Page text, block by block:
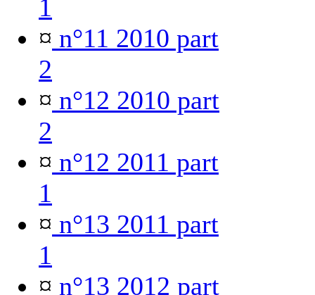
1
¤ n°11 2010 part
2
¤ n°12 2010 part
2
¤ n°12 2011 part
1
¤ n°13 2011 part
1
¤ n°13 2012 part